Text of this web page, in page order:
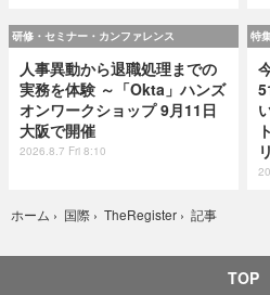
研修・セミナー・カンファレンス
人事異動から退職処理までの
実務を体験 ～「Okta」ハンズ
オンワークショップ 9月11日
大阪で開催
2026.8.7 Fri 8:10
特集
ホーム › 国際 › TheRegister › 記事
TOP